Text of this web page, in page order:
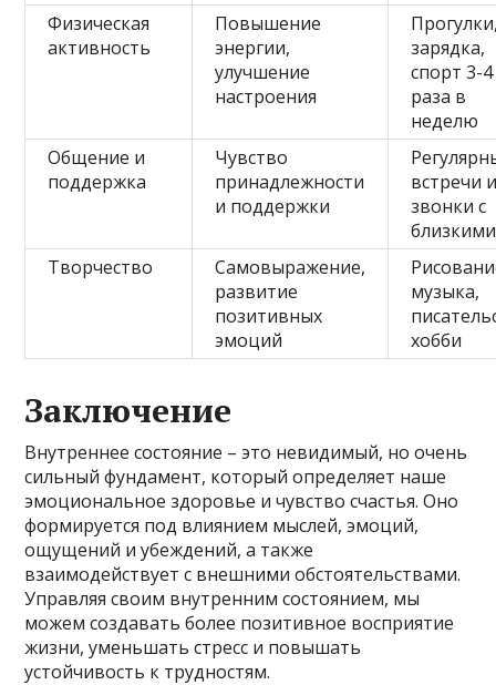
Физическая
активность
Повышение
энергии,
улучшение
настроения
зарядка,
спорт 3-4
раза в
неделю
Общение и
поддержка
Чувство
принадлежности
и поддержки
встречи
звонки с
близкими
Творчество
Самовыражение,
развитие
позитивных
эмоций
музыка,
хобби
Заключение
Внутреннее состояние – это невидимый, но очень
сильный фундамент, который определяет наше
эмоциональное здоровье и чувство счастья. Оно
формируется под влиянием мыслей, эмоций,
ощущений и убеждений, а также
взаимодействует с внешними обстоятельствами.
Управляя своим внутренним состоянием, мы
можем создавать более позитивное восприятие
жизни, уменьшать стресс и повышать
устойчивость к трудностям.